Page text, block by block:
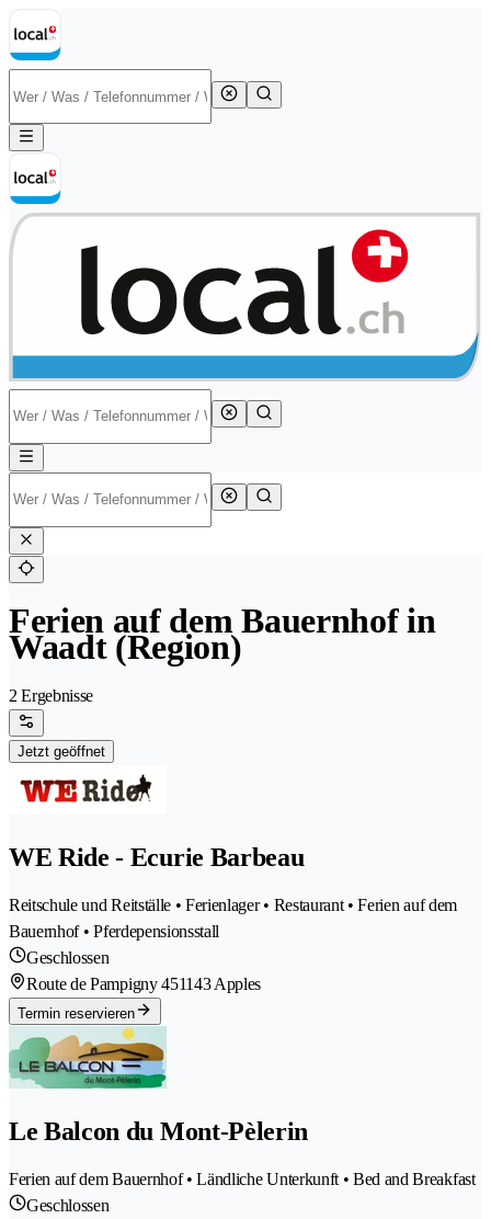
Ferien auf dem Bauernhof in
Waadt (Region)
2 Ergebnisse
Jetzt geöffnet
WE Ride - Ecurie Barbeau
Reitschule und Reitställe • Ferienlager • Restaurant • Ferien auf dem
Bauernhof • Pferdepensionsstall
Geschlossen
Route de Pampigny 451143 Apples
Termin reservieren
Le Balcon du Mont-Pèlerin
Ferien auf dem Bauernhof • Ländliche Unterkunft • Bed and Breakfast
Geschlossen